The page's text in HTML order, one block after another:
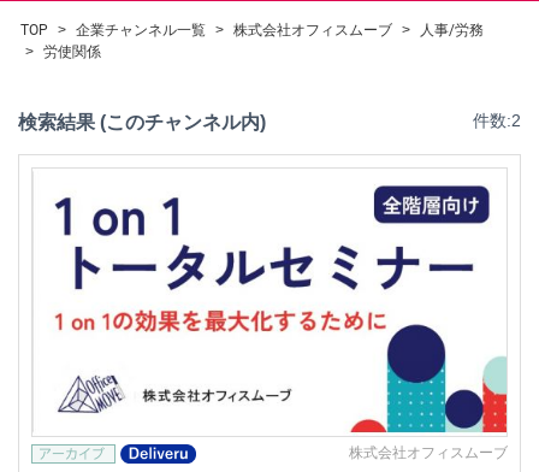
すべて
検索
ができます。
TOP > 企業チャンネル一覧 > 株式会社オフィスムーブ >
人事/労務
> 労使関係
検索結果 (このチャンネル内) 件数:2
株式会社オフィスムーブ